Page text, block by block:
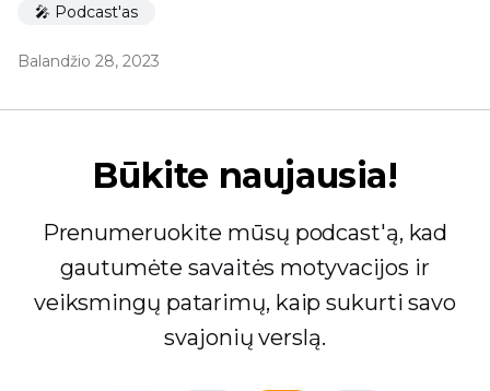
🎤 Podcast'as
Balandžio 28, 2023
Būkite naujausia!
Prenumeruokite mūsų podcast'ą, kad
gautumėte savaitės motyvacijos ir
veiksmingų patarimų, kaip sukurti savo
svajonių verslą.